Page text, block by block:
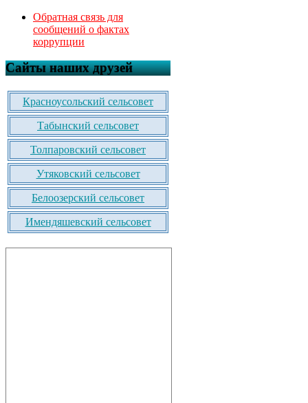
Обратная связь для
сообщений о фактах
коррупции
Сайты наших друзей
Красноусольский сельсовет
Табынский сельсовет
Толпаровский сельсовет
Утяковский сельсовет
Белоозерский сельсовет
Имендяшевский сельсовет